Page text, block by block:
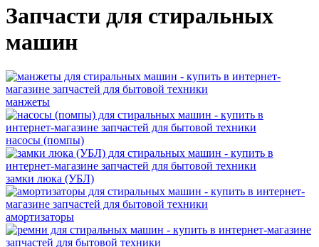
Запчасти для стиральных
машин
манжеты
насосы (помпы)
замки люка (УБЛ)
амортизаторы